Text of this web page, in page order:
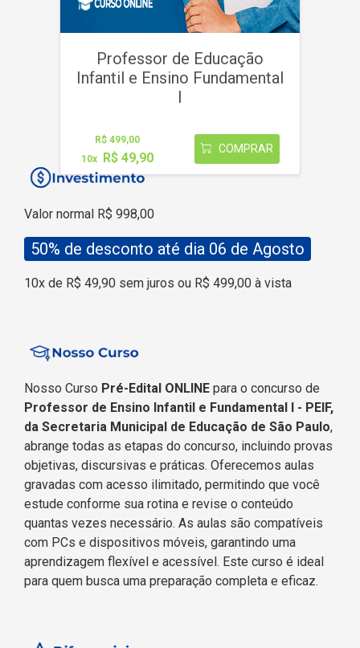
Professor de Educação
Infantil e Ensino Fundamental
I
R$ 499,00
10x
R$ 49,90
COMPRAR
Valor normal R$ 998,00
50% de desconto até dia 06 de Agosto
10x de R$ 49,90 sem juros ou R$ 499,00 à vista
Nosso Curso Pré-Edital ONLINE para o concurso de
Professor de Ensino Infantil e Fundamental I - PEIF,
da Secretaria Municipal de Educação de São Paulo,
abrange todas as etapas do concurso, incluindo provas
objetivas, discursivas e práticas. Oferecemos aulas
gravadas com acesso ilimitado, permitindo que você
estude conforme sua rotina e revise o conteúdo
quantas vezes necessário. As aulas são compatíveis
com PCs e dispositivos móveis, garantindo uma
aprendizagem flexível e acessível. Este curso é ideal
para quem busca uma preparação completa e eficaz.